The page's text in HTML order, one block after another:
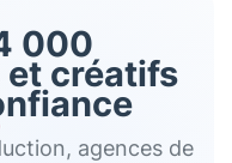
000
créatifs
agences de